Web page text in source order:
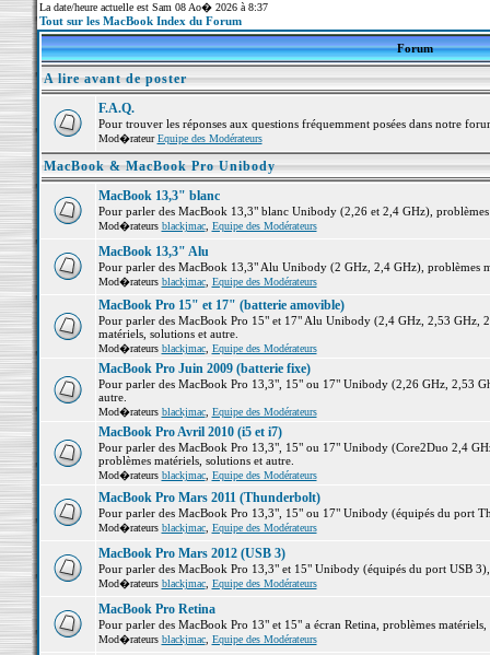
La date/heure actuelle est Sam 08 Ao� 2026 à 8:37
Tout sur les MacBook Index du Forum
Forum
A lire avant de poster
F.A.Q.
Pour trouver les réponses aux questions fréquemment posées dans notre
Mod�rateurEquipe des Modérateurs
MacBook & MacBook Pro Unibody
MacBook 13,3" blanc
Pour parler des MacBook 13,3" blanc Unibody (2,26 et 2,4 GHz),
Mod�rateurs blackjmac, Equipe des Modérateurs
MacBook 13,3" Alu
Pour parler des MacBook 13,3" Alu Unibody (2 GHz, 2,4 GHz), problèmes
Mod�rateurs blackjmac, Equipe des Modérateurs
MacBook Pro 15" et 17" (batterie amovible)
Pour parler des MacBook Pro 15" et 17" Alu Unibody (2,4 GHz, 2,53 GHz,
matériels, solutions et autre.
Mod�rateurs blackjmac, Equipe des Modérateurs
MacBook Pro Juin 2009 (batterie fixe)
Pour parler des MacBook Pro 13,3", 15" ou 17" Unibody (2,26 GHz, 2,53
autre.
Mod�rateurs blackjmac, Equipe des Modérateurs
MacBook Pro Avril 2010 (i5 et i7)
Pour parler des MacBook Pro 13,3", 15" ou 17" Unibody (Core2Duo 2,4
problèmes matériels, solutions et autre.
Mod�rateurs blackjmac, Equipe des Modérateurs
MacBook Pro Mars 2011 (Thunderbolt)
Pour parler des MacBook Pro 13,3", 15" ou 17" Unibody (équipés du port
Mod�rateurs blackjmac, Equipe des Modérateurs
MacBook Pro Mars 2012 (USB 3)
Pour parler des MacBook Pro 13,3" et 15" Unibody (équipés du port USB
Mod�rateurs blackjmac, Equipe des Modérateurs
MacBook Pro Retina
Pour parler des MacBook Pro 13" et 15" a écran Retina, problèmes matériels,
Mod�rateurs blackjmac, Equipe des Modérateurs